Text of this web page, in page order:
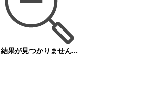
結果が見つかりません...